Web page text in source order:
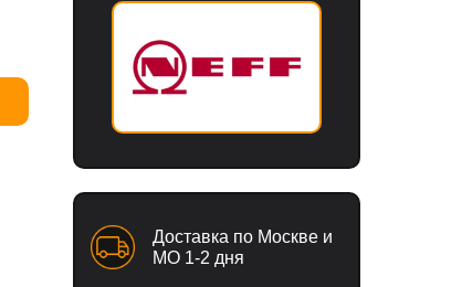
Доставка по Москве и
МО 1-2 дня